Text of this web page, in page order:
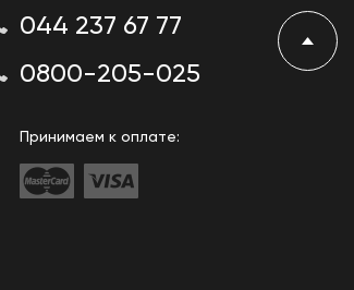
044 237 67 77
0800-205-025
Принимаем к оплате: